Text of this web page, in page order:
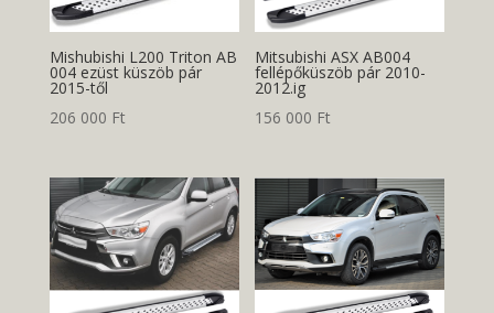
Mishubishi L200 Triton AB
004 ezüst küszöb pár
2015-től
206 000 Ft
Mitsubishi ASX AB004
fellépőküszöb pár 2010-
2012.ig
156 000 Ft